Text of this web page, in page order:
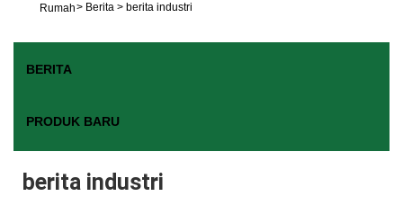
Rumah> Berita > berita industri
BERITA
PRODUK BARU
berita industri